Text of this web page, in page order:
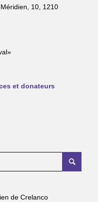
10, 1210
et donateurs
de Crelanco